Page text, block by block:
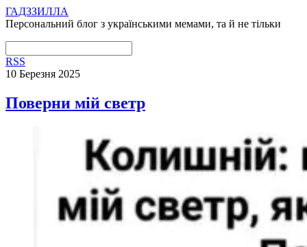
ГАДЗЗИЛЛА
Персональний блог з українськими мемами, та й не тільки
RSS
10 Березня 2025
Поверни мій светр